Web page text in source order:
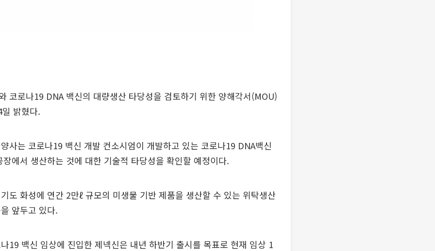
코로나19 DNA 백신의 대량생산 타당성을 검토하기 위한 양해각서(MOU)
밝혔다.
사는 코로나19 백신 개발 컨소시엄이 개발하고 있는 코로나19 DNA백신
에서 생산하는 것에 대한 기술적 타당성을 확인할 예정이다.
도 화성에 연간 2만ℓ 규모의 미생물 기반 제품을 생산할 수 있는 위탁생산
앞두고 있다.
19 백신 임상에 진입한 제넥신은 내년 하반기 출시를 목표로 현재 임상 1